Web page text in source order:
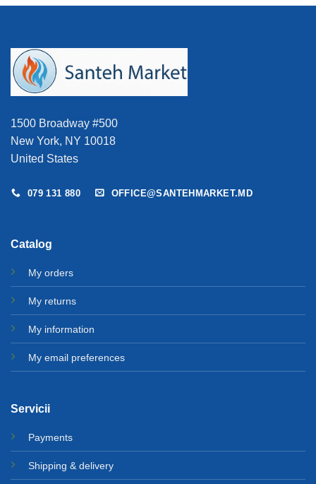
1500 Broadway #500
New York, NY 10018
United States
079 131 880 OFFICE@SANTEHMARKET.MD
Catalog
My orders
My returns
My information
My email preferences
Servicii
Payments
Shipping & delivery